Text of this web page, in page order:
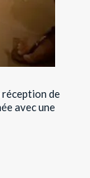
de
avec une